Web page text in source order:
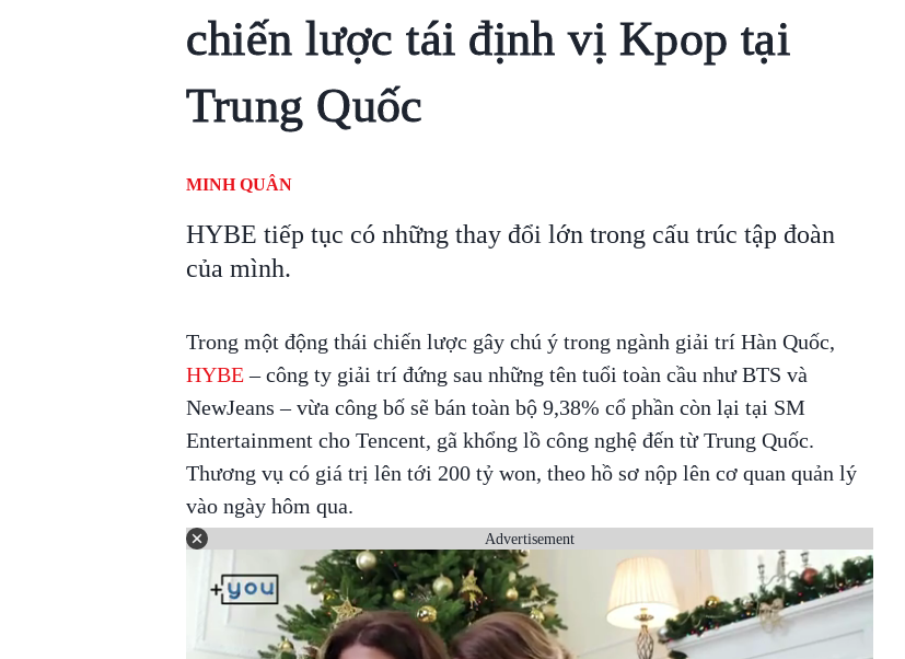
chiến lược tái định vị Kpop tại
Trung Quốc
MINH QUÂN
HYBE tiếp tục có những thay đổi lớn trong cấu trúc tập đoàn
của mình.
Trong một động thái chiến lược gây chú ý trong ngành giải trí Hàn Quốc,
HYBE– công ty giải trí đứng sau những tên tuổi toàn cầu như BTS và
NewJeans – vừa công bố sẽ bán toàn bộ 9,38% cổ phần còn lại tại SM
Entertainment cho Tencent, gã khổng lồ công nghệ đến từ Trung Quốc.
Thương vụ có giá trị lên tới 200 tỷ won, theo hồ sơ nộp lên cơ quan quản lý
vào ngày hôm qua.
Advertisement